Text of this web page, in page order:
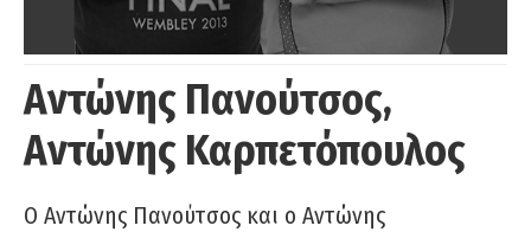
Αντώνης Πανούτσος,
Αντώνης Καρπετόπουλος
Ο Αντώνης Πανούτσος και ο Αντώνης